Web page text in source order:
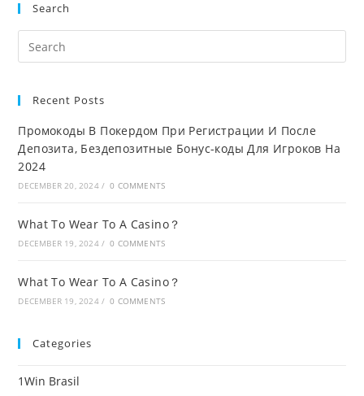
Search
Recent Posts
Промокоды В Покердом При Регистрации И После
Депозита, Бездепозитные Бонус-коды Для Игроков На
2024
DECEMBER 20, 2024 / 0 COMMENTS
What To Wear To A Casino？
DECEMBER 19, 2024 / 0 COMMENTS
What To Wear To A Casino？
DECEMBER 19, 2024 / 0 COMMENTS
Categories
1Win Brasil